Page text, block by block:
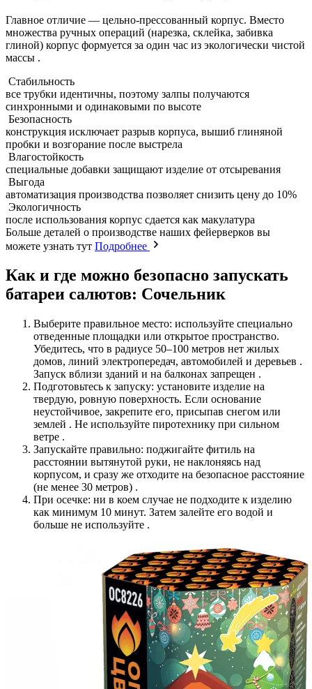
Главное отличие — цельно-прессованный корпус. Вместо
множества ручных операций (нарезка, склейка, забивка
глиной) корпус формуется за один час из экологически чистой
массы .
Стабильность
все трубки идентичны, поэтому залпы получаются
синхронными и одинаковыми по высоте
Безопасность
конструкция исключает разрыв корпуса, вышиб глиняной
пробки и возгорание после выстрела
Влагостойкость
специальные добавки защищают изделие от отсыревания
Выгода
автоматизация производства позволяет снизить цену до 10%
Экологичность
после использования корпус сдается как макулатура
Больше деталей о производстве наших фейерверков вы
можете узнать тут Подробнее
Как и где можно безопасно запускать
батареи салютов: Сочельник
Выберите правильное место: используйте специально
отведенные площадки или открытое пространство.
Убедитесь, что в радиусе 50–100 метров нет жилых
домов, линий электропередач, автомобилей и деревьев .
Запуск вблизи зданий и на балконах запрещен .
Подготовьтесь к запуску: установите изделие на
твердую, ровную поверхность. Если основание
неустойчивое, закрепите его, присыпав снегом или
землей . Не используйте пиротехнику при сильном
ветре .
Запускайте правильно: поджигайте фитиль на
расстоянии вытянутой руки, не наклоняясь над
корпусом, и сразу же отходите на безопасное расстояние
(не менее 30 метров) .
При осечке: ни в коем случае не подходите к изделию
как минимум 10 минут. Затем залейте его водой и
больше не используйте .